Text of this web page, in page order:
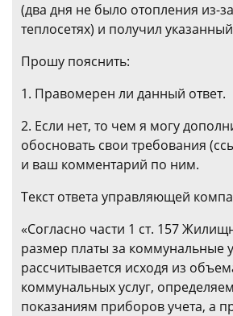
(два дня не было отопления из-
теплосетях) и получил
Прошу пояснить:
1. Правомерен ли данный ответ.
2. Если нет, то чем я могу
обосновать свои требования
и ваш комментарий по ним.
Текст ответа управляющей
«Согласно части 1 ст. 157
размер платы за коммунальные
рассчитывается исходя из
коммунальных услуг,
показаниям приборов учета, а